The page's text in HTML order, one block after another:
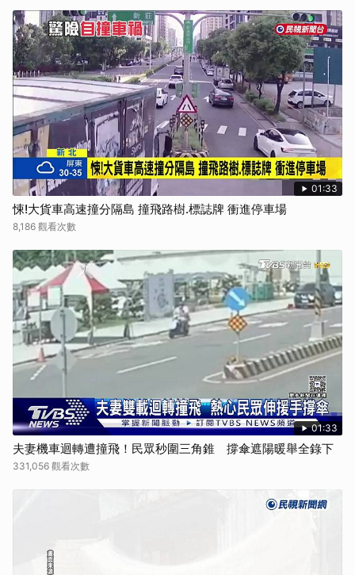
01:33
悚!大貨車高速撞分隔島 撞飛路樹.標誌牌 衝進停車場
8,186 觀看次數
01:33
夫妻機車迴轉遭撞飛！民眾秒圍三角錐 撐傘遮陽暖舉全錄下
331,056 觀看次數
取消